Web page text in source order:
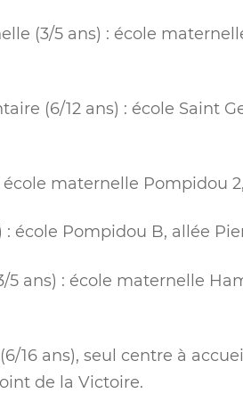
(3/5 ans) : école
(6/12 ans) : école Saint
maternelle Pompidou
école Pompidou B, allée
ans) : école maternelle
16 ans), seul centre à
de la Victoire.